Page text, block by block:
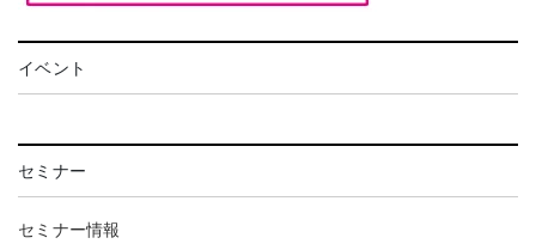
イベント
セミナー
セミナー情報